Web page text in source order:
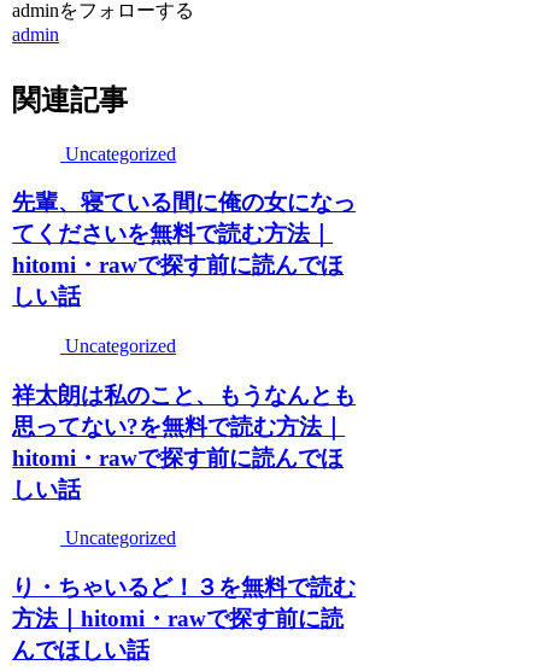
adminをフォローする
admin
関連記事
Uncategorized
先輩、寝ている間に俺の女になっ
てくださいを無料で読む方法｜
hitomi・rawで探す前に読んでほ
しい話
Uncategorized
祥太朗は私のこと、もうなんとも
思ってない?を無料で読む方法｜
hitomi・rawで探す前に読んでほ
しい話
Uncategorized
り・ちゃいるど！３を無料で読む
方法｜hitomi・rawで探す前に読
んでほしい話